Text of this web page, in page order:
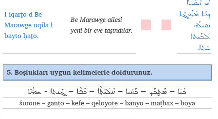
I iqarṯo d Be
Marawge nqila l
bayto ḥaṯo.
Be Marawge ailesi
yeni bir eve taşındılar.
ܐܝ ܐܝܩܰܪܬ݂ܐ
ܕܒܶܐ ܡܰܪܰܘܓܶܐ
ܢܩܝܠܰܗ
ܠܒܰܝܬܐ
ܚܰܬ݂ܐ.
5. Boşlukları uygun kelimelerle doldurunuz.
ܒܳܝܰܐ – ܡܰܛܒܰܟ݂ – ܒܰܐܢܝܐ – ܩܶܠܳܝܳܬ݂ܶܐ – ܟܶܦܶܐ – ܓܰܢܬ݂ܐ - ܫܘܪܳܢܶܐ
šurone – ganṯo – kefe – qeloyoṯe – banyo – maṭbax – boya